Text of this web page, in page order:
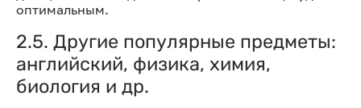
оптимальным.
2.5. Другие популярные предметы:
английский, физика, химия,
биология и др.